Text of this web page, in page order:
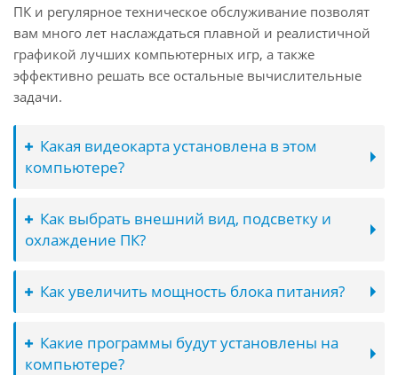
ПК и регулярное техническое обслуживание позволят
вам много лет наслаждаться плавной и реалистичной
графикой лучших компьютерных игр, а также
эффективно решать все остальные вычислительные
задачи.
Какая видеокарта установлена в этом
компьютере?
Как выбрать внешний вид, подсветку и
охлаждение ПК?
Как увеличить мощность блока питания?
Какие программы будут установлены на
компьютере?